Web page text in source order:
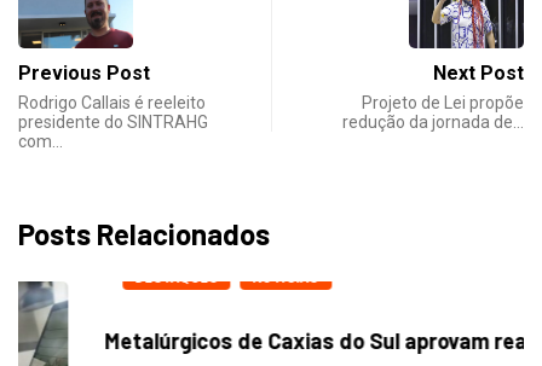
Previous Post
Rodrigo Callais é reeleito
presidente do SINTRAHG
com…
Next Post
Projeto de Lei propõe
redução da jornada de…
Posts Relacionados
DESTAQUES NOTICIAS
Metalúrgicos de Caxias do Sul aprovam reajuste...